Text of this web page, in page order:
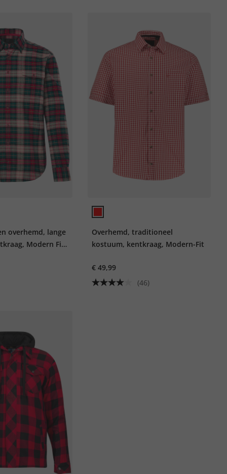
overhemd, lange
Modern Fit,
Overhemd, traditioneel
kostuum, kentkraag, Modern-Fit
€ 49,99
(46)